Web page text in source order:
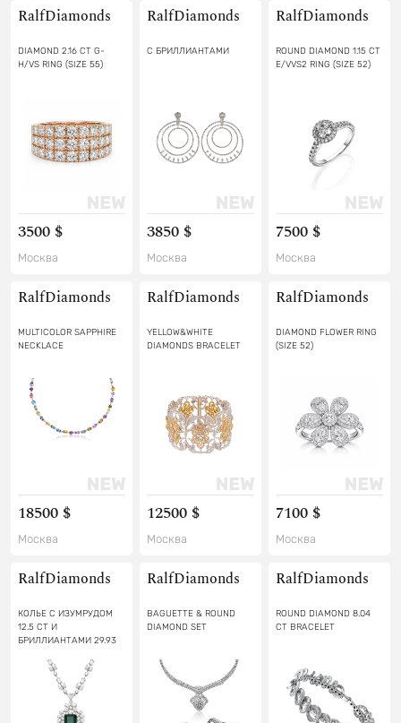
RalfDiamonds
DIAMOND 2.16 CT G-
H/VS RING (SIZE 55)
3500 $
Москва
RalfDiamonds
С БРИЛЛИАНТАМИ
3850 $
Москва
RalfDiamonds
ROUND DIAMOND 1.15 CT
E/VVS2 RING (SIZE 52)
7500 $
Москва
RalfDiamonds
MULTICOLOR SAPPHIRE
NECKLACE
18500 $
Москва
RalfDiamonds
YELLOW&WHITE
DIAMONDS BRACELET
12500 $
Москва
RalfDiamonds
DIAMOND FLOWER RING
(SIZE 52)
7100 $
Москва
RalfDiamonds
КОЛЬЕ С ИЗУМРУДОМ
12.5 CT И
БРИЛЛИАНТАМИ 29.93
RalfDiamonds
BAGUETTE & ROUND
DIAMOND SET
RalfDiamonds
ROUND DIAMOND 8.04
CT BRACELET